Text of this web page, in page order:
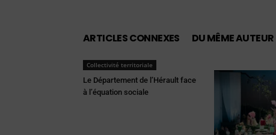
ARTICLES CONNEXES DU MÊME AUTEUR
Collectivité territoriale
Le Département de l’Hérault face
à l’équation sociale